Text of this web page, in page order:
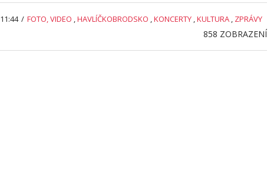
11:44 / FOTO, VIDEO ,HAVLÍČKOBRODSKO ,KONCERTY ,KULTURA , ZPRÁVY
858 ZOBRAZENÍ